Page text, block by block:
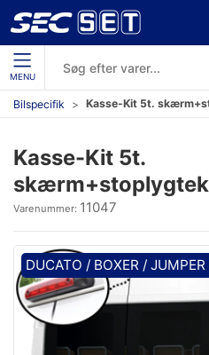
MENU
Bilspecifik Kasse-Kit 5t.
Kasse-Kit 5t.
Varenummer: 11047
DUCATO / BOXER /